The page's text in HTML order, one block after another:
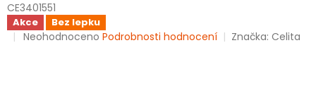
CE3401551
Akce Bez lepku
Průměrné
Neohodnoceno Podrobnosti hodnocení Značka: Celita